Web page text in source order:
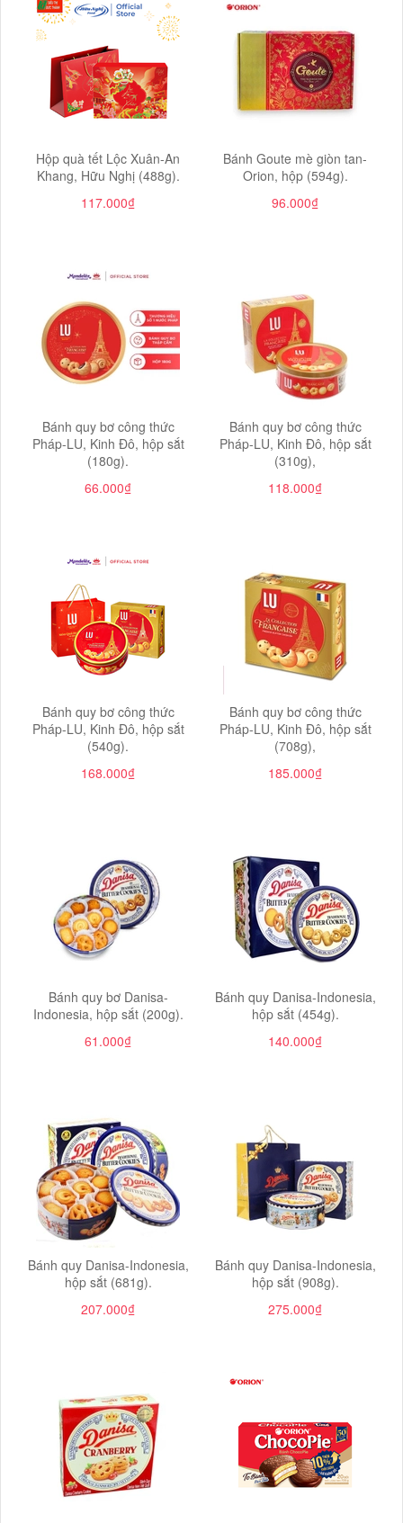
Hộp quà tết Lộc Xuân-An
Khang, Hữu Nghị (488g).
117.000₫
Bánh Goute mè giòn tan-
Orion, hộp (594g).
96.000₫
Bánh quy bơ công thức
Pháp-LU, Kinh Đô, hộp sắt
(180g).
66.000₫
Bánh quy bơ công thức
Pháp-LU, Kinh Đô, hộp sắt
(310g),
118.000₫
Bánh quy bơ công thức
Pháp-LU, Kinh Đô, hộp sắt
(540g).
168.000₫
Bánh quy bơ công thức
Pháp-LU, Kinh Đô, hộp sắt
(708g),
185.000₫
Bánh quy bơ Danisa-
Indonesia, hộp sắt (200g).
61.000₫
Bánh quy Danisa-Indonesia,
hộp sắt (454g).
140.000₫
Bánh quy Danisa-Indonesia,
hộp sắt (681g).
207.000₫
Bánh quy Danisa-Indonesia,
hộp sắt (908g).
275.000₫